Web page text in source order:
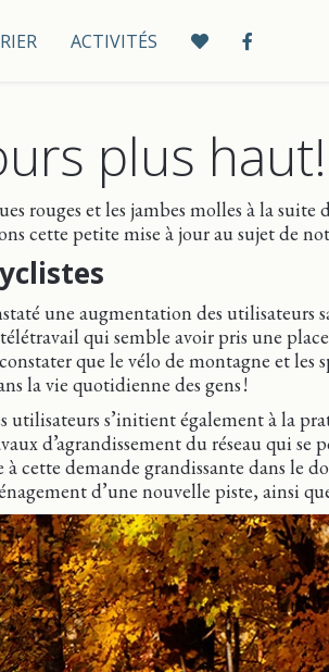
ACTIVITÉS
plus haut!
rouges et les jambes molles à la
cette petite mise à jour au sujet de
une augmentation des
qui semble avoir pris une
que le vélo de montagne et
la vie quotidienne des gens !
utilisateurs s’initient également à la
d’agrandissement du réseau qui
cette demande grandissante dans le
d’une nouvelle piste, ainsi